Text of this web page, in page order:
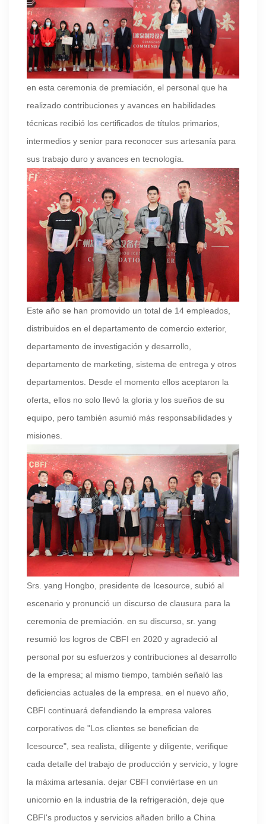
en esta ceremonia de premiación, el personal que ha
realizado contribuciones y avances en habilidades
técnicas recibió los certificados de títulos primarios,
intermedios y senior para reconocer sus artesanía para
sus trabajo duro y avances en tecnología.
Este año se han promovido un total de 14 empleados,
distribuidos en el departamento de comercio exterior,
departamento de investigación y desarrollo,
departamento de marketing, sistema de entrega y otros
departamentos. Desde el momento ellos aceptaron la
oferta, ellos no solo llevó la gloria y los sueños de su
equipo, pero también asumió más responsabilidades y
misiones.
Srs. yang Hongbo, presidente de Icesource, subió al
escenario y pronunció un discurso de clausura para la
ceremonia de premiación. en su discurso, sr. yang
resumió los logros de CBFI en 2020 y agradeció al
personal por su esfuerzos y contribuciones al desarrollo
de la empresa; al mismo tiempo, también señaló las
deficiencias actuales de la empresa. en el nuevo año,
CBFI continuará defendiendo la empresa valores
corporativos de "Los clientes se benefician de
Icesource", sea realista, diligente y diligente, verifique
cada detalle del trabajo de producción y servicio, y logre
la máxima artesanía. dejar CBFI conviértase en un
unicornio en la industria de la refrigeración, deje que
CBFI's productos y servicios añaden brillo a China